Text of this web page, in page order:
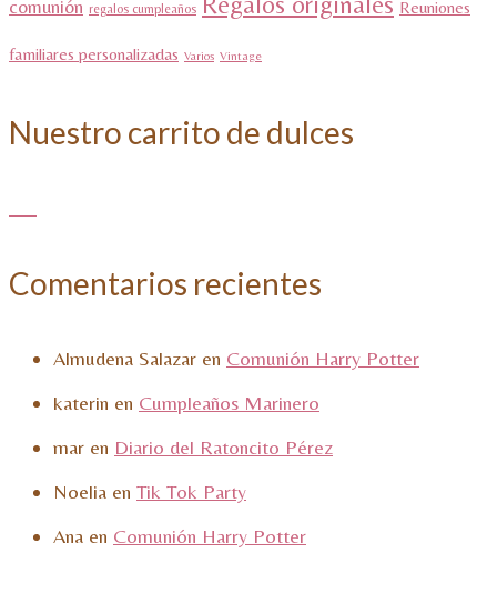
comunión regalos cumpleaños Reuniones
familiares personalizadas Varios Vintage
Nuestro carrito de dulces
Comentarios recientes
Almudena Salazar en Comunión Harry Potter
katerin en Cumpleaños Marinero
mar en Diario del Ratoncito Pérez
Noelia en Tik Tok Party
Ana en Comunión Harry Potter